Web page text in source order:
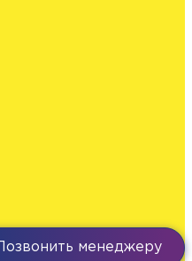
Позвонить менеджеру